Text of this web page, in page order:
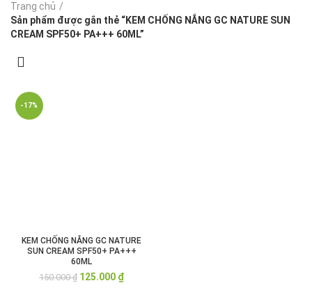
Trang chủ
Sản phẩm được gắn thẻ “KEM CHỐNG NẮNG GC NATURE SUN
CREAM SPF50+ PA+++ 60ML”
-17%
KEM CHỐNG NẮNG GC NATURE
SUN CREAM SPF50+ PA+++
60ML
150.000₫ Giá
125.000 ₫Giá